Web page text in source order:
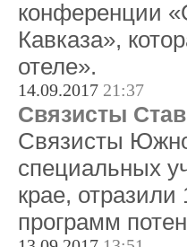
конференции
Кавказа»,
отеле».
14.09.2017 21:37
Связисты
Связисты
специальных
крае, отразили
программ